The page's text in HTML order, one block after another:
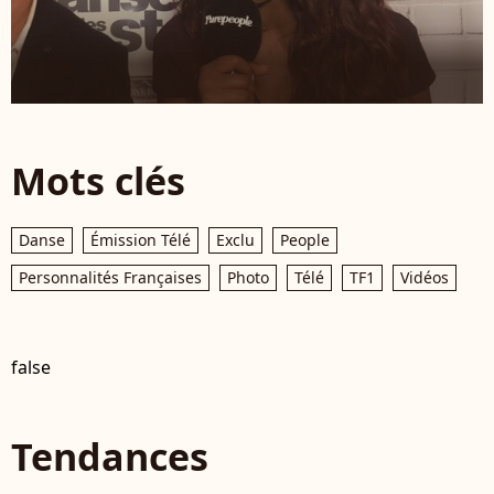
Mots clés
Danse Émission Télé Exclu
People
Personnalités Françaises
Photo Télé TF1 Vidéos
false
Tendances